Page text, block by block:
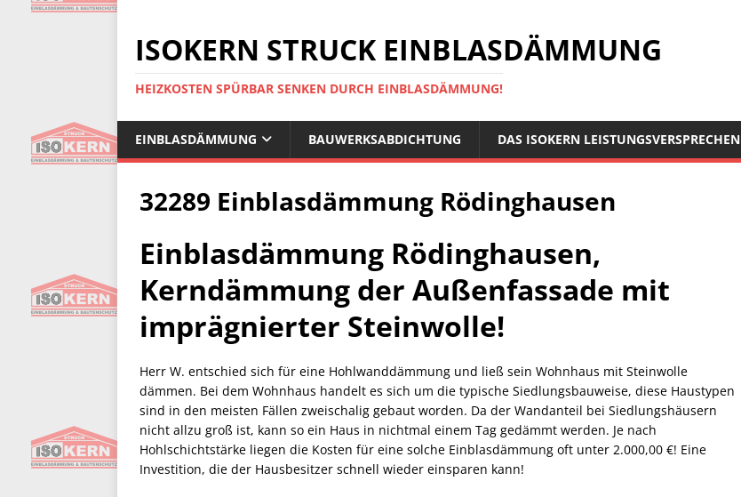
ISOKERN STRUCK EINBLASDÄMMUNG
HEIZKOSTEN SPÜRBAR SENKEN DURCH EINBLASDÄMMUNG!
EINBLASDÄMMUNG BAUWERKSABDICHTUNG DAS ISOKERN LEISTUNGSVERSPRECHEN
32289 Einblasdämmung Rödinghausen
Einblasdämmung Rödinghausen,
Kerndämmung der Außenfassade mit
imprägnierter Steinwolle!
Herr W. entschied sich für eine Hohlwanddämmung und ließ sein Wohnhaus mit Steinwolle
dämmen. Bei dem Wohnhaus handelt es sich um die typische Siedlungsbauweise, diese Haustypen
sind in den meisten Fällen zweischalig gebaut worden. Da der Wandanteil bei Siedlungshäusern
nicht allzu groß ist, kann so ein Haus in nichtmal einem Tag gedämmt werden. Je nach
Hohlschichtstärke liegen die Kosten für eine solche Einblasdämmung oft unter 2.000,00 €! Eine
Investition, die der Hausbesitzer schnell wieder einsparen kann!